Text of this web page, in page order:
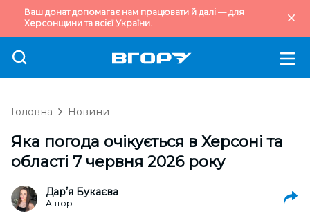
Ваш донат допомагає нам працювати й далі — для
Херсонщини та всієї України.
Головна Новини
Яка погода очікується в Херсоні та
області 7 червня 2026 року
Дарʼя Букаєва
Автор